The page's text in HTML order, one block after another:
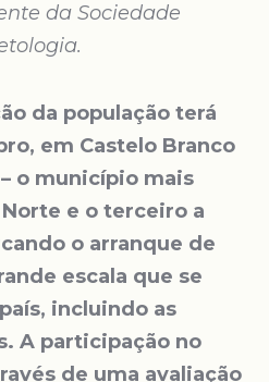
da Sociedade
da população terá
em Castelo Branco
o município mais
e o terceiro a
o arranque de
escala que se
incluindo as
A participação no
de uma avaliação